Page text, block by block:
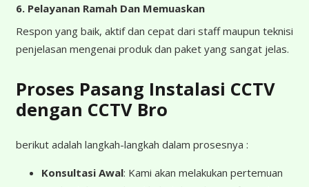
6. Pelayanan Ramah Dan Memuaskan
Respon yang baik, aktif dan cepat dari staff maupun teknisi
penjelasan mengenai produk dan paket yang sangat jelas.
Proses Pasang Instalasi CCTV
dengan CCTV Bro
berikut adalah langkah-langkah dalam prosesnya :
Konsultasi Awal: Kami akan melakukan pertemuan